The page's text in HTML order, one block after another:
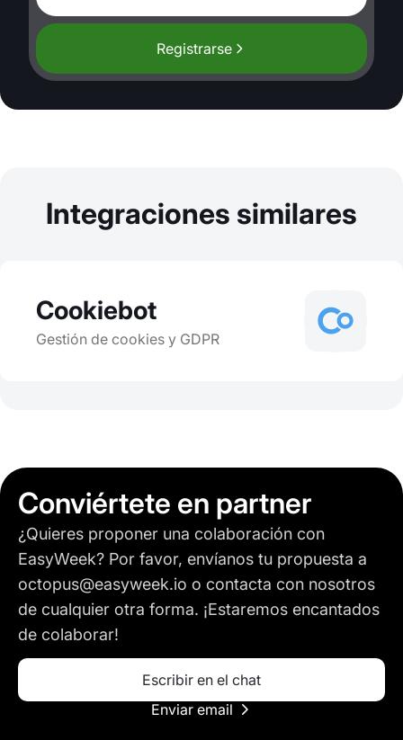
Registrarse
Integraciones similares
Cookiebot
Gestión de cookies y GDPR
Conviértete en partner
¿Quieres proponer una colaboración con
EasyWeek? Por favor, envíanos tu propuesta a
octopus@easyweek.io o contacta con nosotros
de cualquier otra forma. ¡Estaremos encantados
de colaborar!
Escribir en el chat
Enviar email